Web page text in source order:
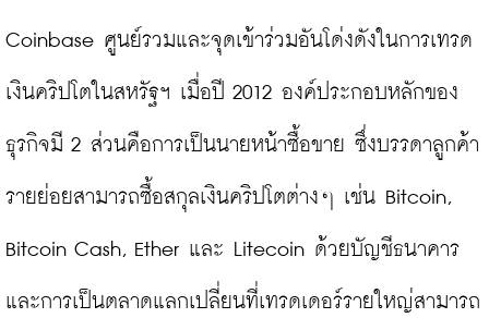
Coinbase ศูนย์รวมและจุดเข้าร่วมอันโด่งดังในการเทรด
เงินคริปโตในสหรัฐฯ เมื่อปี 2012 องค์ประกอบหลักของ
ธุรกิจมี 2 ส่วนคือการเป็นนายหน้าซื้อขาย ซึ่งบรรดาลูกค้า
รายย่อยสามารถซื้อสกุลเงินคริปโตต่างๆ เช่น Bitcoin,
Bitcoin Cash, Ether และ Litecoin ด้วยบัญชีธนาคาร
และการเป็นตลาดแลกเปลี่ยนที่เทรดเดอร์รายใหญ่สามารถ